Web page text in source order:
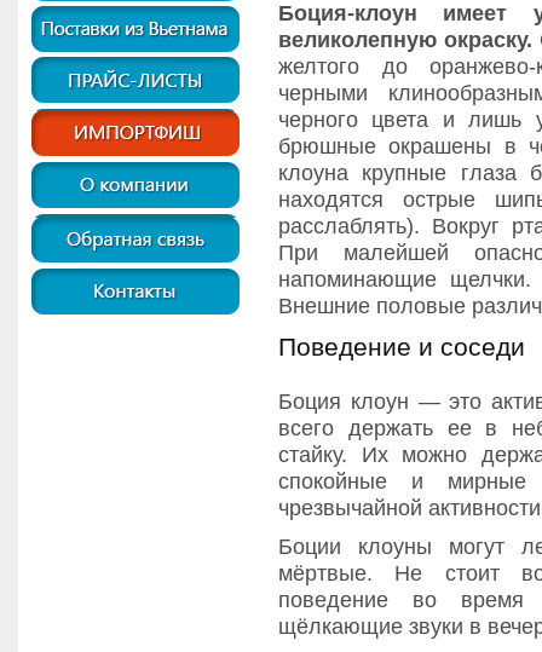
Боция-клоун имеет
великолепную окраску.
желтого до
черными
черного цвета и лишь
брюшные окрашены в
клоуна крупные глаза
находятся острые
расслаблять). Вокруг
При малейшей
напоминающие
Внешние половые
Поведение и соседи
Боция клоун — это
всего держать ее в
стайку. Их можно
спокойные и мирные
чрезвычайной
Боции клоуны могут
мёртвые. Не стоит
поведение во время
щёлкающие звуки в